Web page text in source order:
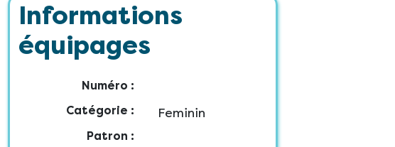
Informations
équipages
Numéro :
Catégorie :
Feminin
Patron :